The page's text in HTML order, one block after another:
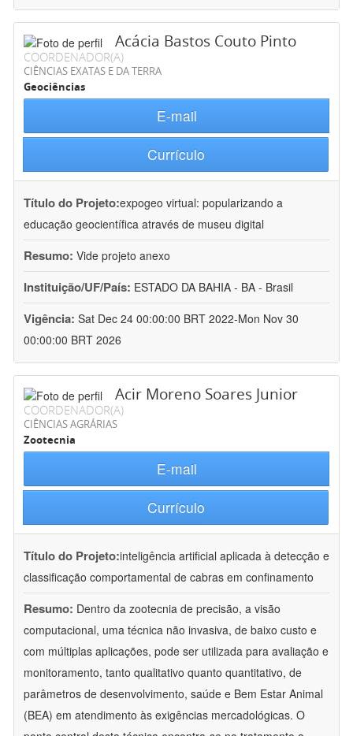
Acácia Bastos Couto Pinto
COORDENADOR(A)
CIÊNCIAS EXATAS E DA TERRA
Geociências
E-mail
Currículo
Título do Projeto:expogeo virtual: popularizando a
educação geocientífica através de museu digital
Resumo: Vide projeto anexo
Instituição/UF/País: ESTADO DA BAHIA - BA - Brasil
Vigência: Sat Dec 24 00:00:00 BRT 2022-Mon Nov 30
00:00:00 BRT 2026
Acir Moreno Soares Junior
COORDENADOR(A)
CIÊNCIAS AGRÁRIAS
Zootecnia
E-mail
Currículo
Título do Projeto:inteligência artificial aplicada à detecção e
classificação comportamental de cabras em confinamento
Resumo: Dentro da zootecnia de precisão, a visão
computacional, uma técnica não invasiva, de baixo custo e
com múltiplas aplicações, pode ser utilizada para avaliação e
monitoramento, tanto qualitativo quanto quantitativo, de
parâmetros de desenvolvimento, saúde e Bem Estar Animal
(BEA) em atendimento às exigências mercadológicas. O